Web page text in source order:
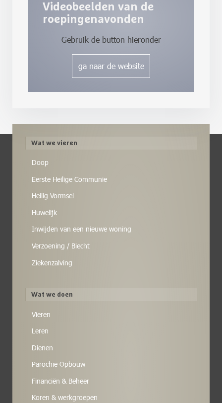
Videobeelden van de
roepingenavonden
Gebruik de button hieronder
ga naar de website
Wat we vieren
Doop
Eerste Heilige Communie
Heilig Vormsel
Huwelijk
Inwijden van een nieuwe woning
Verzoening / Biecht
Ziekenzalving
Wat we doen
Vieren
Leren
Dienen
Parochie Opbouw
Financiën & Beheer
Koren & werkgroepen